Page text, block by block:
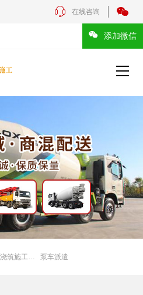
在线咨询
添加微信
商混配送.浇筑施工 泵车派遣